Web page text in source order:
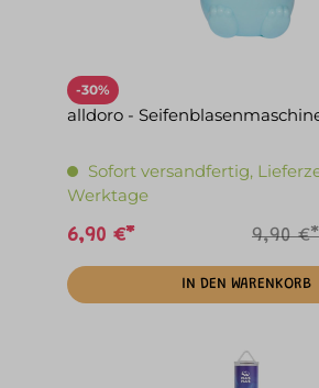
-30%
alldoro -
Sofort versandfertig,
Werktage
6,90 €* 9,90 €*
IN DEN WARENKORB